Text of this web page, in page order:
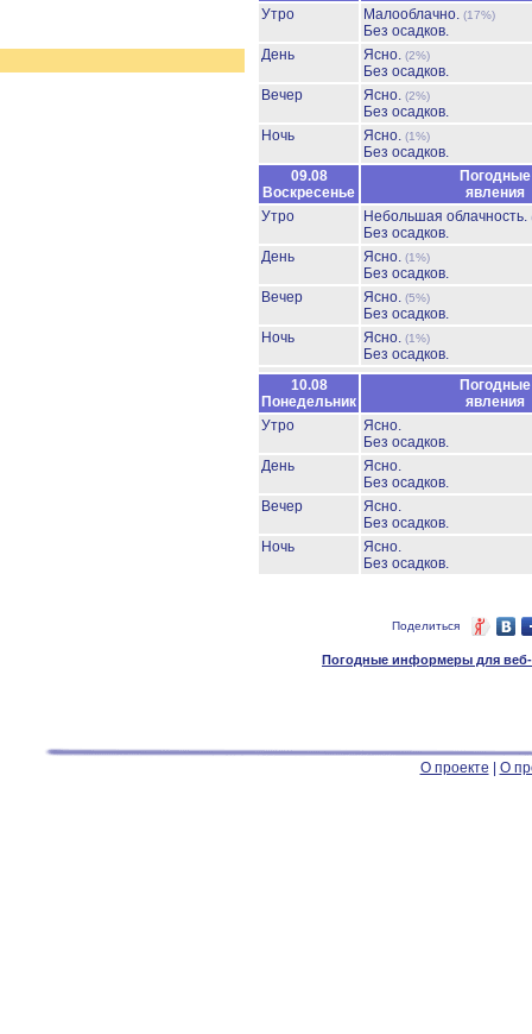
Утро
Малооблачно. (17%)
Без осадков.
День
Ясно. (2%)
Без осадков.
Вечер
Ясно. (2%)
Без осадков.
Ночь
Ясно. (1%)
Без осадков.
09.08
Воскресенье
Погодные
явления
Утро
Небольшая облачность.
Без осадков.
День
Ясно. (1%)
Без осадков.
Вечер
Ясно. (5%)
Без осадков.
Ночь
Ясно. (1%)
Без осадков.
10.08
Понедельник
Погодные
явления
Утро
Ясно.
Без осадков.
День
Ясно.
Без осадков.
Вечер
Ясно.
Без осадков.
Ночь
Ясно.
Без осадков.
Поделиться
Погодные информеры для веб-
О проекте О